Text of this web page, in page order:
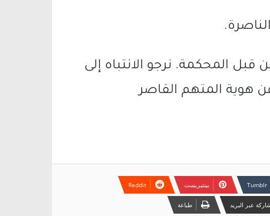
المحكمة. نرجو الانتباه إلى
المتهم القاصر
بينتيريست
عبر البريد طباعة